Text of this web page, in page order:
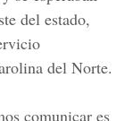
del estado,
del Norte.
comunicar es